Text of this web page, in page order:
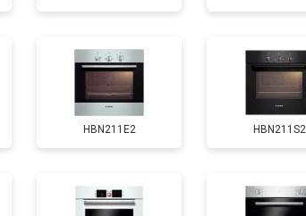
HBN211E2 HBN211S2